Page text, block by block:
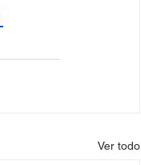
Ver todo